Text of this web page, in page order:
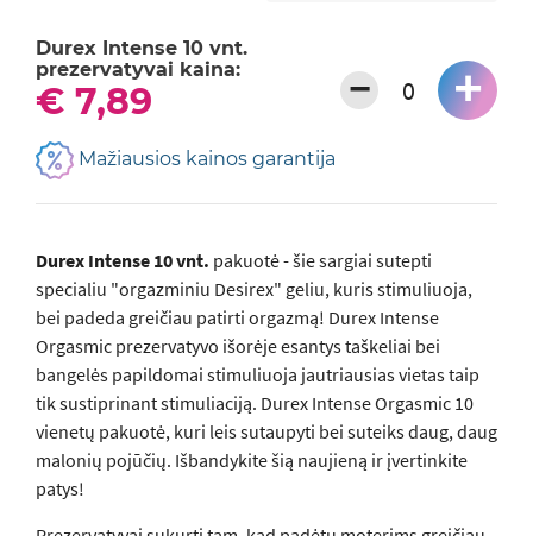
Durex Intense 10 vnt.
prezervatyvai kaina:
€ 7,89 − +
Mažiausios kainos garantija
Durex Intense 10 vnt. pakuotė - šie sargiai sutepti
specialiu "orgazminiu Desirex" geliu, kuris stimuliuoja,
bei padeda greičiau patirti orgazmą! Durex Intense
Orgasmic prezervatyvo išorėje esantys taškeliai bei
bangelės papildomai stimuliuoja jautriausias vietas taip
tik sustiprinant stimuliaciją. Durex Intense Orgasmic 10
vienetų pakuotė, kuri leis sutaupyti bei suteiks daug, daug
malonių pojūčių. Išbandykite šią naujieną ir įvertinkite
patys!